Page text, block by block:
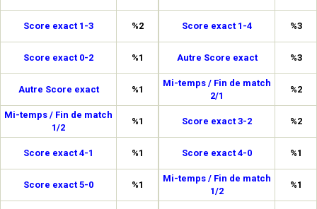
Score exact 1-3 %2
Score exact 0-2 %1
Autre Score exact %1
Mi-temps / Fin de match
1/2
%1
Score exact 4-1 %1
Score exact 5-0 %1
Score exact 1-4 %3
Autre Score exact %3
Mi-temps / Fin de match
2/1
%2
Score exact 3-2 %2
Score exact 4-0 %1
Mi-temps / Fin de match
1/2
%1